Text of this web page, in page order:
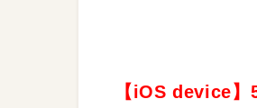
【iOS device